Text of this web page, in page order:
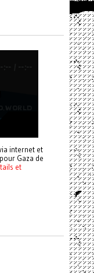
internet et
Gaza de
et